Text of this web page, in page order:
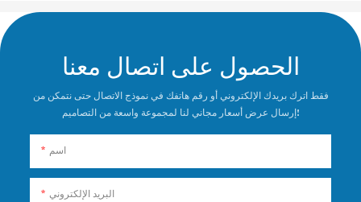
الحصول على اتصال معنا
فقط اترك بريدك الإلكتروني أو رقم هاتفك في نموذج الاتصال حتى نتمكن من
إرسال عرض أسعار مجاني لنا لمجموعة واسعة من التصاميم!
اسم
البريد الإلكتروني